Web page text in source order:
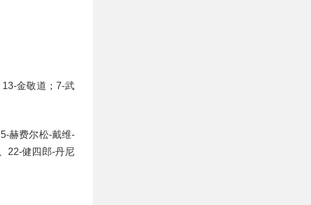
金敬道；7-武
赫费尔松-戴维-
22-健四郎-丹尼